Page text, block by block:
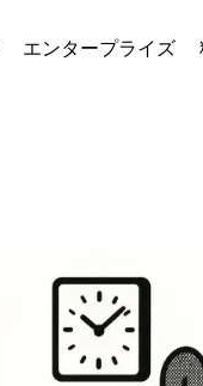
エンタープライズ